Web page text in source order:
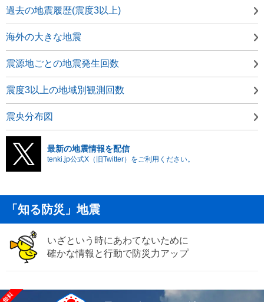
過去の地震履歴(震度3以上)
海外の大きな地震
震源地ごとの地震発生回数
震度3以上の地域別観測回数
震央分布図
最新の地震情報を配信
tenki.jp公式X（旧Twitter）をご利用ください。
「知る防災」地震
いざという時にあわてないために
確かな情報と行動で防災力アップ